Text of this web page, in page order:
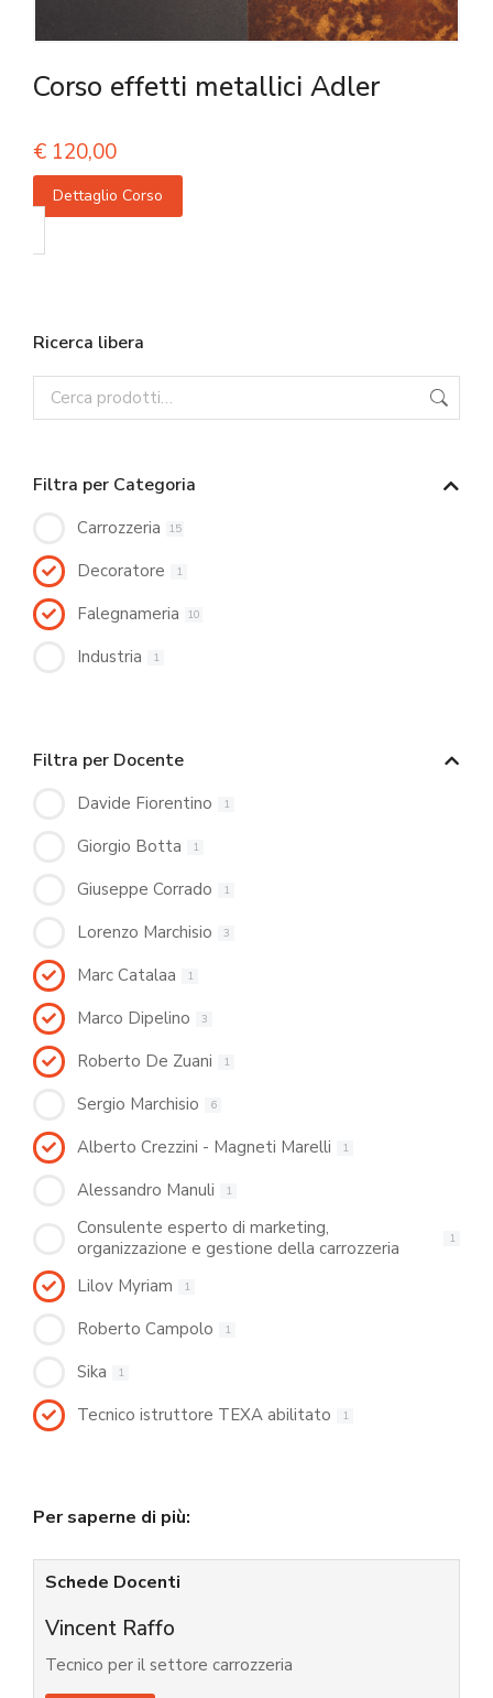
Corso effetti metallici Adler
€ 120,00
Dettaglio Corso
Ricerca libera
Filtra per Categoria
Carrozzeria 15
Decoratore 1
Falegnameria 10
Industria 1
Filtra per Docente
Davide Fiorentino 1
Giorgio Botta 1
Giuseppe Corrado 1
Lorenzo Marchisio 3
Marc Catalaa 1
Marco Dipelino 3
Roberto De Zuani 1
Sergio Marchisio 6
Alberto Crezzini - Magneti Marelli 1
Alessandro Manuli 1
Consulente esperto di marketing,
organizzazione e gestione della carrozzeria
1
Lilov Myriam 1
Roberto Campolo 1
Sika 1
Tecnico istruttore TEXA abilitato 1
Per saperne di più:
Schede Docenti
Vincent Raffo
Tecnico per il settore carrozzeria